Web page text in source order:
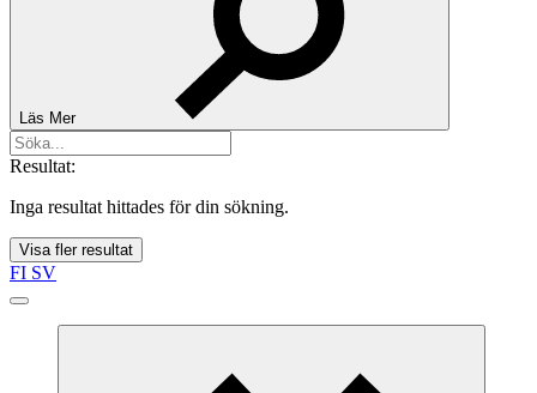
Läs Mer
Resultat:
Inga resultat hittades för din sökning.
Visa fler resultat
FI SV